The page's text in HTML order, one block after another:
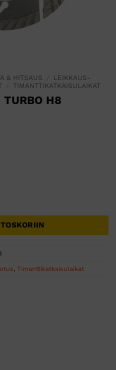
& HITSAUS
LEIKKAUS-
TIMANTTIKATKAISULAIKAT
TURBO H8
, Timanttikatkaisulaikat